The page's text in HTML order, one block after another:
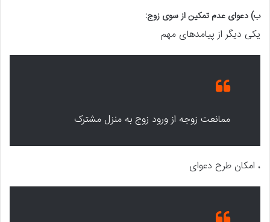
ب) دعوای عدم تمکین از سوی زوج:
یکی دیگر از پیامدهای مهم
ممانعت زوجه از ورود زوج به منزل مشترک
، امکان طرح دعوای